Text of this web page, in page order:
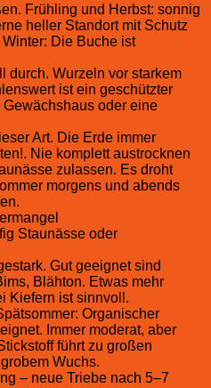
Frühling und Herbst: sonnig
heller Standort mit Schutz
Die Buche ist
durch. Wurzeln vor starkem
ist ein geschützter
oder eine
Art. Die Erde immer
Nie komplett austrocknen
zulassen. Es droht
morgens und abends
Staunässe oder
Gut geeignet sind
Blähton. Etwas mehr
Kiefern ist sinnvoll.
Organischer
Immer moderat, aber
führt zu großen
Wuchs.
– neue Triebe nach 5–7